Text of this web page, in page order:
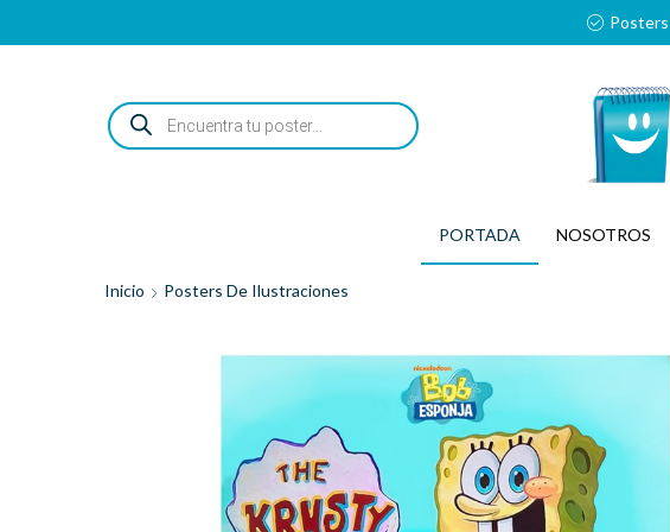
ENCUENTRA
TU
POSTER...
PORTADA NOSOTROS
Inicio Posters De Ilustraciones